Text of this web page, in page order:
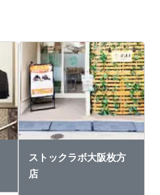
ストックラボ大阪枚方
店